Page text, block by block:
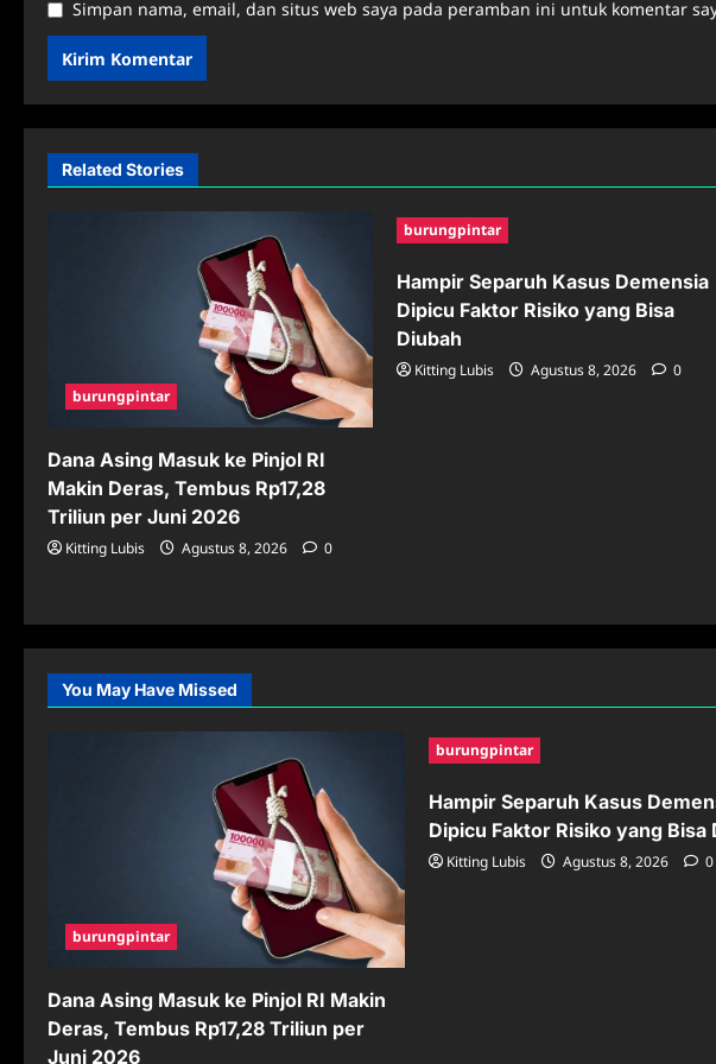
Simpan nama, email, dan situs web saya pada peramban ini untuk komentar
Related Stories
burungpintar
Dana Asing Masuk ke Pinjol RI
Makin Deras, Tembus Rp17,28
Triliun per Juni 2026
Kitting Lubis Agustus 8, 2026 0
burungpintar
Hampir Separuh Kasus Demensia
Dipicu Faktor Risiko yang Bisa
Diubah
Kitting Lubis Agustus 8, 2026
0
You May Have Missed
burungpintar
Dana Asing Masuk ke Pinjol RI Makin
Deras, Tembus Rp17,28 Triliun per
Juni 2026
burungpintar
Hampir Separuh Kasus
Dipicu Faktor Risiko yang Bisa
Kitting Lubis Agustus 8, 2026 0